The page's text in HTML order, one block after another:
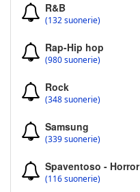
R&B
(132 suonerie)
Rap-Hip hop
(980 suonerie)
Rock
(348 suonerie)
Samsung
(339 suonerie)
Spaventoso - Horror
(116 suonerie)